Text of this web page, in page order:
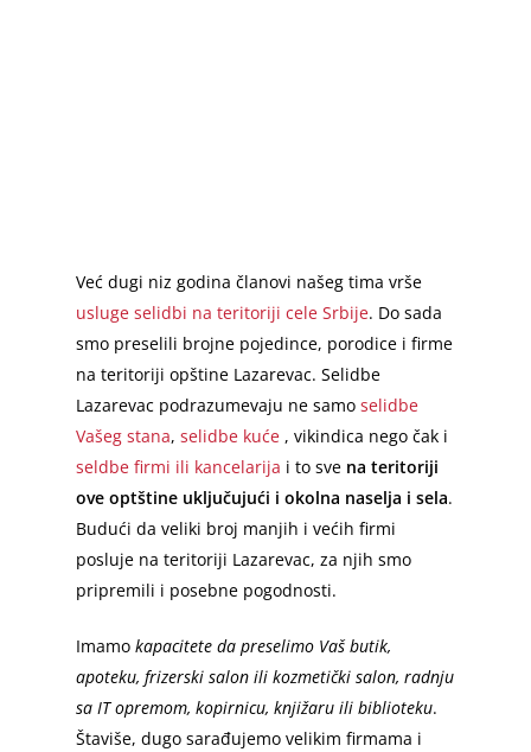
Već dugi niz godina članovi našeg tima vrše
usluge selidbi na teritoriji cele Srbije. Do sada
smo preselili brojne pojedince, porodice i firme
na teritoriji opštine Lazarevac. Selidbe
Lazarevac podrazumevaju ne samoselidbe
Vašeg stana,selidbe kuće , vikindica nego čak i
seldbe firmi ili kancelarija i to sve na teritoriji
ove optštine uključujući i okolna naselja i sela.
Budući da veliki broj manjih i većih firmi
posluje na teritoriji Lazarevac, za njih smo
pripremili i posebne pogodnosti.
Imamokapacitete da preselimo Vaš butik,
apoteku, frizerski salon ili kozmetički salon, radnju
sa IT opremom, kopirnicu, knjižaru ili biblioteku.
Štaviše, dugo sarađujemo velikim firmama i